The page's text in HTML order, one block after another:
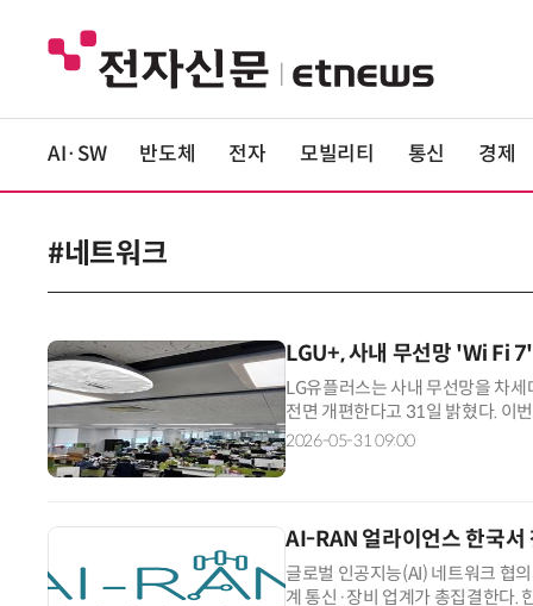
AI·SW 반도체 전자 모빌리티 통신 경제
#네트워크
LGU+, 사내 무선망 'Wi Fi
LG유플러스는 사내 무선망을 차
전면 개편한다고 31일 밝혔다. 이
화상회의, 클라우드 업무, 대용량
2026-05-31 09:00
AI-RAN 얼라이언스 한국
글로벌 인공지능(AI) 네트워크 협
계 통신·장비 업계가 총집결한다.